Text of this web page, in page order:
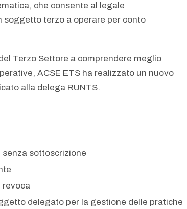
che consente al legale
terzo a operare per conto
Terzo Settore a comprendere meglio
ACSE ETS ha realizzato un nuovo
alla delega RUNTS.
senza sottoscrizione
revoca
delegato per la gestione delle pratiche